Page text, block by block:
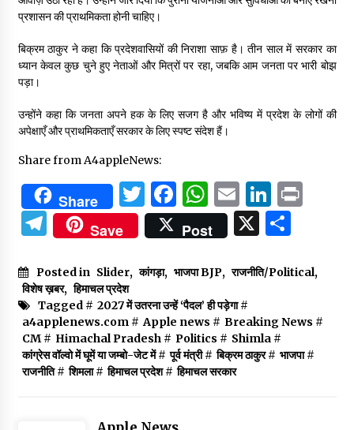
प्रशासन की प्राथमिकता होनी चाहिए।
बिक्रम ठाकुर ने कहा कि प्रदेशवासियों की निराशा साफ़ है। तीन साल में सरकार का
ध्यान केवल कुछ चुने हुए नेताओं और मित्रों पर रहा, जबकि आम जनता पर भारी बोझ
पड़ा।
उन्होंने कहा कि जनता अपने हक के लिए सजग है और भविष्य में प्रदेश के लोगों की
अपेक्षाएँ और प्राथमिकताएँ सरकार के लिए स्पष्ट संदेश हैं।
Share from A4appleNews:
Share Twitter
Facebook
WhatsApp
Email
Telegram
Save Post X
Posted in Slider, कांगड़ा, भाजपा BJP, राजनीति/Political,
विशेष ख़बर, हिमाचल प्रदेश
Tagged # 2027 में उतरना उन्हें ‘पैदल’ ही पड़ेगा#
a4applenews.com# Apple news # Breaking News #
CM# Himachal Pradesh# Politics # Shimla#
कांग्रेस वॉल्वो में घूमें या जम्बो-जेट में# पूर्व मंत्री# बिक्रम ठाकुर# भाजपा#
राजनीति# शिमला# हिमाचल प्रदेश# हिमाचल सरकार